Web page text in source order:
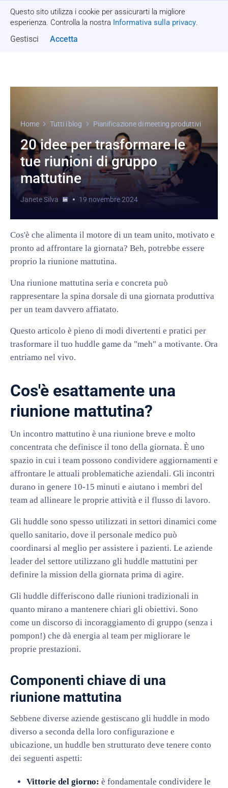
Questo sito utilizza i cookie per assicurarti la migliore
esperienza. Controlla la nostra Informativa sulla privacy.
Gestisci Accetta
Richiedi un preventivo
Home Tutti i blog Pianificazione di meeting produttivi
20 idee per trasformare le
tue riunioni di gruppo
mattutine
Janete Silva 19 novembre 2024
Cos'è che alimenta il motore di un team unito, motivato e
pronto ad affrontare la giornata? Beh, potrebbe essere
proprio la riunione mattutina.
Una riunione mattutina seria e concreta può
rappresentare la spina dorsale di una giornata produttiva
per un team davvero affiatato.
Questo articolo è pieno di modi divertenti e pratici per
trasformare il tuo huddle game da "meh" a motivante. Ora
entriamo nel vivo.
Cos'è esattamente una
riunione mattutina?
Un incontro mattutino è una riunione breve e molto
concentrata che definisce il tono della giornata. È uno
spazio in cui i team possono condividere aggiornamenti e
affrontare le attuali problematiche aziendali. Gli incontri
durano in genere 10-15 minuti e aiutano i membri del
team ad allineare le proprie attività e il flusso di lavoro.
Gli huddle sono spesso utilizzati in settori dinamici come
quello sanitario, dove il personale medico può
coordinarsi al meglio per assistere i pazienti. Le aziende
leader del settore utilizzano gli huddle mattutini per
definire la mission della giornata prima di agire.
Gli huddle differiscono dalle riunioni tradizionali in
quanto mirano a mantenere chiari gli obiettivi. Sono
come un discorso di incoraggiamento di gruppo (senza i
pompon!) che dà energia al team per migliorare le
proprie prestazioni.
Componenti chiave di una
riunione mattutina
Sebbene diverse aziende gestiscano gli huddle in modo
diverso a seconda della loro configurazione e
ubicazione, un huddle ben strutturato deve tenere conto
dei seguenti aspetti:
Vittorie del giorno: è fondamentale condividere le